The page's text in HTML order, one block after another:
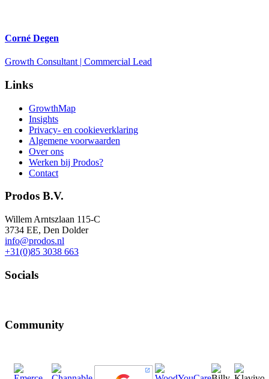
Corné Degen
Growth Consultant | Commercial Lead
Links
GrowthMap
Insights
Privacy- en cookieverklaring
Algemene voorwaarden
Over ons
Werken bij Prodos?
Contact
Prodos B.V.
Willem Arntszlaan 115-C
3734 EE, Den Dolder
info@prodos.nl
+31(0)85 3038 663
Socials
Community